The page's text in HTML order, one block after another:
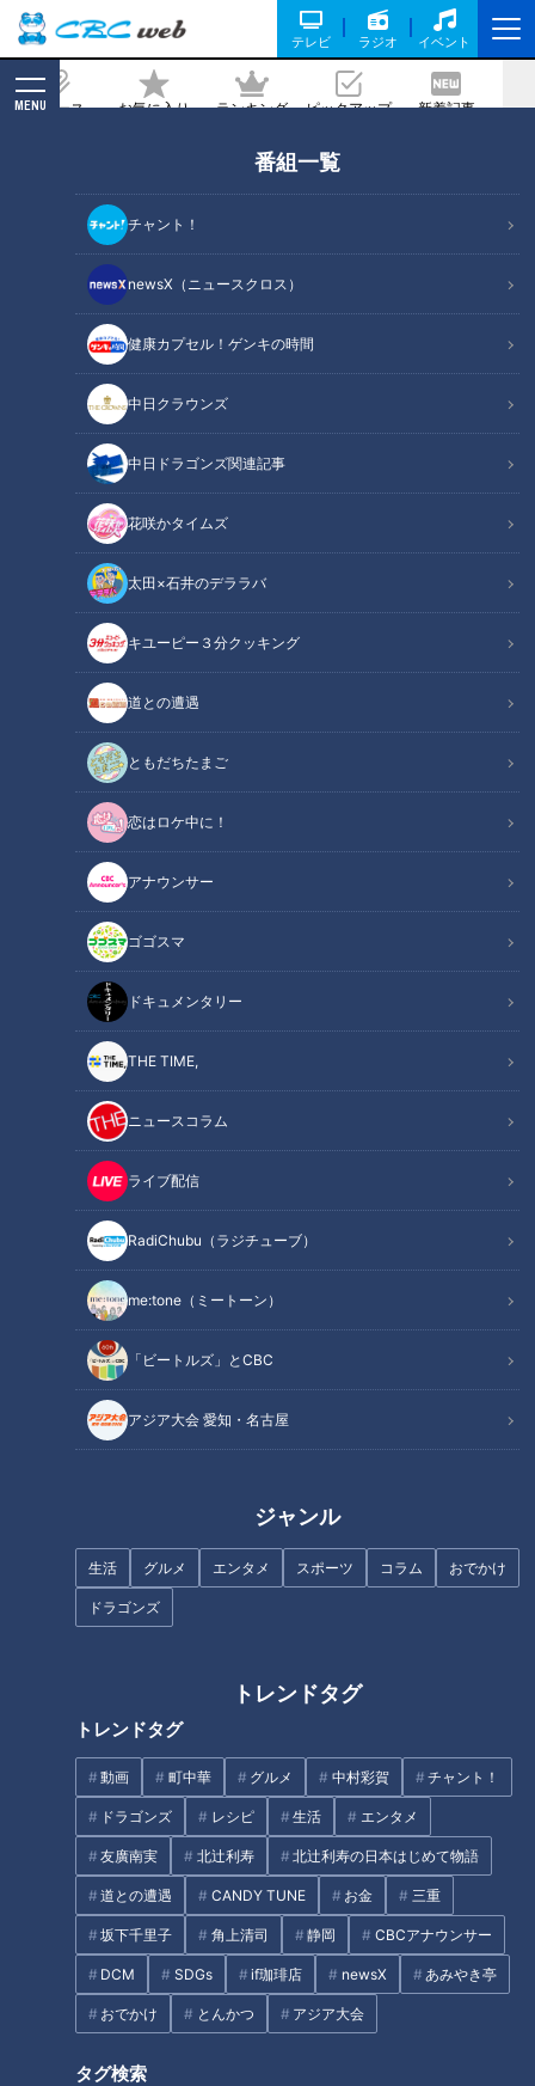
テレビ ラジオ イベント
ニュース お気に入り ランキング ピックアップ 新着記事
MENU
番組一覧
チャント！
newsX（ニュースクロス）
健康カプセル！ゲンキの時間
中日クラウンズ
中日ドラゴンズ関連記事
花咲かタイムズ
太田×石井のデララバ
キユーピー３分クッキング
道との遭遇
ともだちたまご
恋はロケ中に！
アナウンサー
ゴゴスマ
ドキュメンタリー
THE TIME,
ニュースコラム
ライブ配信
RadiChubu（ラジチューブ）
me:tone（ミートーン）
「ビートルズ」とCBC
アジア大会 愛知・名古屋
ジャンル
生活 グルメ エンタメ スポーツ コラム おでかけ
ドラゴンズ
トレンドタグ
トレンドタグ
動画 町中華 グルメ 中村彩賀 チャント！
ドラゴンズ レシピ 生活 エンタメ
友廣南実 北辻利寿 北辻利寿の日本はじめて物語
道との遭遇 CANDY TUNE お金 三重
坂下千里子 角上清司 静岡 CBCアナウンサー
DCM SDGs if珈琲店 newsX あみやき亭
おでかけ とんかつ アジア大会
タグ検索
の技術でマスクを製造
2021/08/13 16:00
ゴゴスマ
列島生報告！今日はダレなんサー
コロナ禍が続き、楽しみにしていた夏祭りやイベントも中
止。浴衣を着る機会も少ない夏です。今回は福井県から、浴衣
の帯を作る会社の新しいチャレンジを紹介します。
CBCテレビ『ゴゴスマ』の「列島生報告 今日はダレなんサ
ー」。全国の名物アナウンサーがご当地の魅力を生中継で紹介
するコーナーです。この日は福井県からMRO北陸放送の入江
美寿々（みすず）アナが出演しました。元国際線のキャビンア
テンダントという珍しい経歴の入江アナは、番組MCの石井亮
次アナが呼び掛けると軽やかな音楽の中、浴衣姿で登場。「当
機はまもなく離陸いたします。シートベルトは腰の位置でしっ
かりお締めいただきますよう、お願いいたします」とキャビン
アテンダント風の話し方でスタートします。「アテンションプ
リーズ、本日はMRO国内線ゴーゴースマイル号にご搭乗いた
だき、誠にありがとうございます。本日の機長は石井亮次、私
は中継を担当します入江美寿々です」とあいさつすると「私が
機長！ありがとうございます。やっぱり上手ですね！」と石井
アナも相好を崩します。
アナが「左手をご覧ください」と指し示すと、壁の棚一面に浴
衣の帯の反物がズラリと並んでいます。黄色、桃色、赤色など
いろいろな色、さまざまな柄が壮観です。丸岡町は織物業がさ
かんな町。この日訪れた「小杉織物」は、浴衣の帯の生産シェ
アが全国No.1です。「でも、今日の主役は帯ではありません」
と入江アナ。いったい何をリポートしてくれるのでしょうか？
コロナ禍により、全国のお祭りや花火大会などの中止が相次
ぐ中、帯の受注は激減しています。入江アナはフリップを取り
出し、「小杉織物が浴衣の帯を織る技術で、新しく挑戦したの